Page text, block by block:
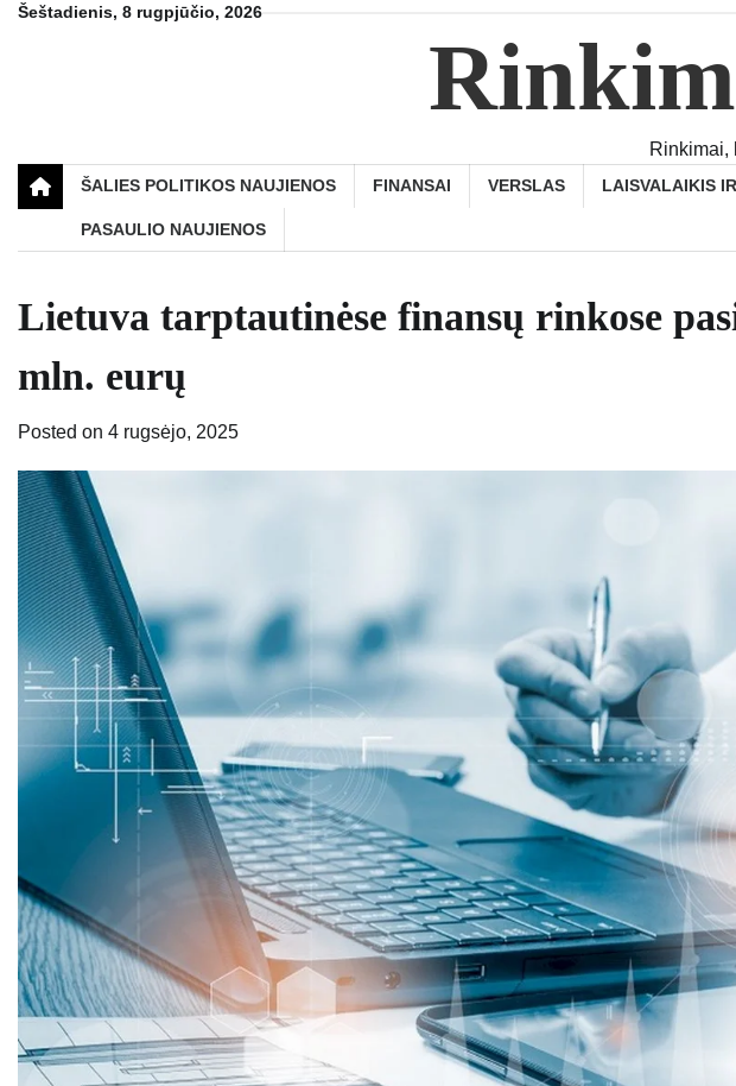
SkipŠeštadienis, 8 rugpjūčio, 2026
Rinkimai,
ŠALIES POLITIKOS NAUJIENOS FINANSAI VERSLAS LAISVALAIKIS
PASAULIO NAUJIENOS
Lietuva tarptautinėse finansų rinkose
mln. eurų
Posted on 4 rugsėjo, 2025